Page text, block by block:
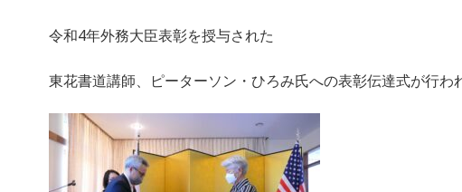
令和4年外務大臣表彰を授与された
東花書道講師、ピーターソン・ひろみ氏への表彰伝達式が行わ